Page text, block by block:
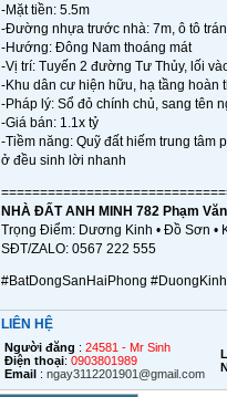
-Mặt tiền: 5.5m
-Đường nhựa trước nhà: 7m, ô tô
-Hướng: Đông Nam thoáng mát
-Vị trí: Tuyến 2 đường Tư Thủy, lối
-Khu dân cư hiện hữu, hạ tầng hoàn
-Pháp lý: Sổ đỏ chính chủ, sang tên
-Giá bán: 1.1x tỷ
-Tiềm năng: Quỹ đất hiếm trung tâm
ở đều sinh lời nhanh
NHÀ ĐẤT ANH MINH 782 Phạm
Trọng Điểm: Dương Kinh • Đồ Sơn •
SĐT/ZALO: 0567 222 555
#BatDongSanHaiPhong
LIÊN HỆ
Người đăng : 24581 - Mr Sinh
Điện thoại: 0903801989
Email: ngay3112201901@gmail.com